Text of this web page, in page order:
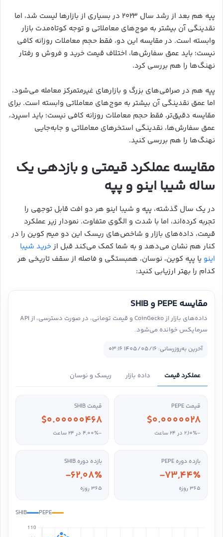
پپه هم بعد از رشد سال ۲۰۲۳ در بسیاری از بازارها لیست شد، اما
نقدینگی آن بیشتر به موج‌های معاملاتی و توجه کوتاه‌مدت بازار
وابسته است. در مقایسه این دو، فقط حجم معاملات روزانه کافی
نیست؛ باید عمق سفارش‌ها، اختلاف قیمت خرید و فروش و رفتار
نهنگ‌ها را هم بررسی کرد.
پپه هم در صرافی‌های بزرگ و بازارهای غیرمتمرکز معامله می‌شود،
اما عمق نقدینگی آن بیشتر به موج‌های معاملاتی وابسته است. برای
مقایسه دقیق‌تر، فقط حجم معاملات روزانه کافی نیست؛ باید اسپرد،
عمق سفارش‌ها، نقدینگی استخرهای معاملاتی و جابه‌جایی
نهنگ‌ها را هم بررسی کنید.
مقایسه عملکرد قیمتی و بازدهی یک
ساله شیبا اینو و پپه
در یک سال گذشته، پپه و شیبا اینو هر دو افت قابل توجهی را
تجربه کرده‌اند، اما با شدت و الگوی متفاوت. نمودار زیر عملکرد
قیمت، داده‌های بازار و شاخص‌های ریسک این دو میم کوین را در
کنار هم نشان می‌دهد و به شما کمک می‌کند قبل از خرید شیبا
اینو یا پپه کوین، نوسان، همبستگی و فاصله از سقف تاریخی هر
کدام را بهتر ارزیابی کنید:
مقایسه PEPE و SHIB
داده‌های بازار از CoinGecko و قیمت تومانی، در صورت دسترسی، از API
سرمایکس خوانده می‌شود.
آخرین به‌روزرسانی: 1405/05/16 03:16
عملکرد قیمت داده بازار ریسک و نوسان
قیمت PEPE
$0.0000028
-2,10٪ در ۲۴ ساعت
قیمت SHIB
$0.00000468
-4,00٪ در ۲۴ ساعت
بازده دوره PEPE
-73,44٪
365 روزه
بازده دوره SHIB
-62,08٪
365 روزه
PEPE
SHIB